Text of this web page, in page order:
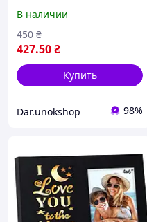
коробочка с надписью,
Деревянный бокс.
В наличии
427.50₴
450 ₴
Купить
Dar.unokshop 98%